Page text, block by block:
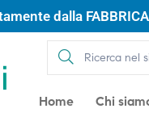
dalla
Home Chi